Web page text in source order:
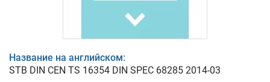
Название на английском:
STB DIN CEN TS 16354 DIN SPEC 68285 2014-03